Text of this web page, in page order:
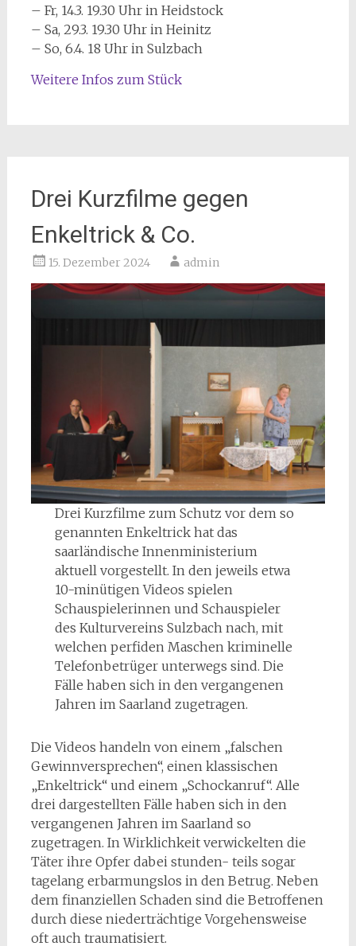
– Fr, 14.3. 19.30 Uhr in Heidstock
– Sa, 29.3. 19.30 Uhr in Heinitz
– So, 6.4. 18 Uhr in Sulzbach
Weitere Infos zum Stück
Drei Kurzfilme gegen
Enkeltrick & Co.
15. Dezember 2024 admin
Drei Kurzfilme zum Schutz vor dem so
genannten Enkeltrick hat das
saarländische Innenministerium
aktuell vorgestellt. In den jeweils etwa
10-minütigen Videos spielen
Schauspielerinnen und Schauspieler
des Kulturvereins Sulzbach nach, mit
welchen perfiden Maschen kriminelle
Telefonbetrüger unterwegs sind. Die
Fälle haben sich in den vergangenen
Jahren im Saarland zugetragen.
Die Videos handeln von einem „falschen
Gewinnversprechen“, einen klassischen
„Enkeltrick“ und einem „Schockanruf“. Alle
drei dargestellten Fälle haben sich in den
vergangenen Jahren im Saarland so
zugetragen. In Wirklichkeit verwickelten die
Täter ihre Opfer dabei stunden- teils sogar
tagelang erbarmungslos in den Betrug. Neben
dem finanziellen Schaden sind die Betroffenen
durch diese niederträchtige Vorgehensweise
oft auch traumatisiert.